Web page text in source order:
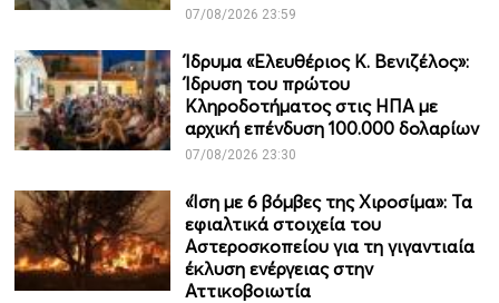
07/08/2026 23:59
Ίδρυμα «Ελευθέριος Κ. Βενιζέλος»:
Ίδρυση του πρώτου
Κληροδοτήματος στις ΗΠΑ με
αρχική επένδυση 100.000 δολαρίων
07/08/2026 23:30
«Ίση με 6 βόμβες της Χιροσίμα»: Τα
εφιαλτικά στοιχεία του
Αστεροσκοπείου για τη γιγαντιαία
έκλυση ενέργειας στην
Αττικοβοιωτία